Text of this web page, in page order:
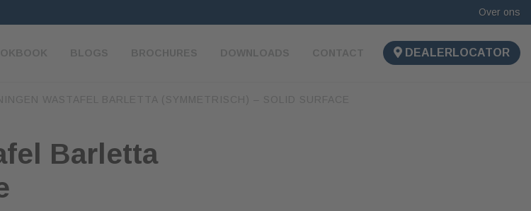
Over ons
BLOGS BROCHURES DOWNLOADS CONTACT DEALERLOCATOR
WASTAFEL BARLETTA (SYMMETRISCH) – SOLID SURFACE
Barletta